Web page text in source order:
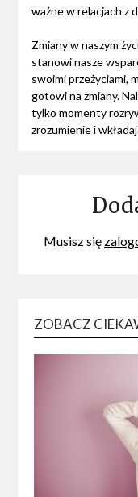
ważne w relacjach z
Zmiany w naszym
stanowi nasze
swoimi przeżyciami,
gotowi na zmiany.
tylko momenty
zrozumienie i
Musisz się
ZOBACZ